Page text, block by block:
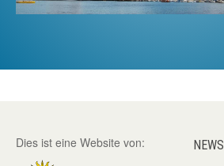
Dies ist eine Website von:
NEWS